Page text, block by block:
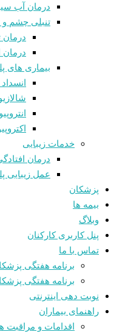
درمان آب
تنبلی چشم
درمان
درمان
بیماری های
خدمات زیبایی
درمان
عمل زیبایی
پزشکان
بیمه ها
وبلاگ
پنل کاربری کارکنان
تماس با ما
برنامه هفتگی
برنامه هفتگی
نوبت دهی اینترنتی
راهنمای بیماران
اقدامات و مراقبت